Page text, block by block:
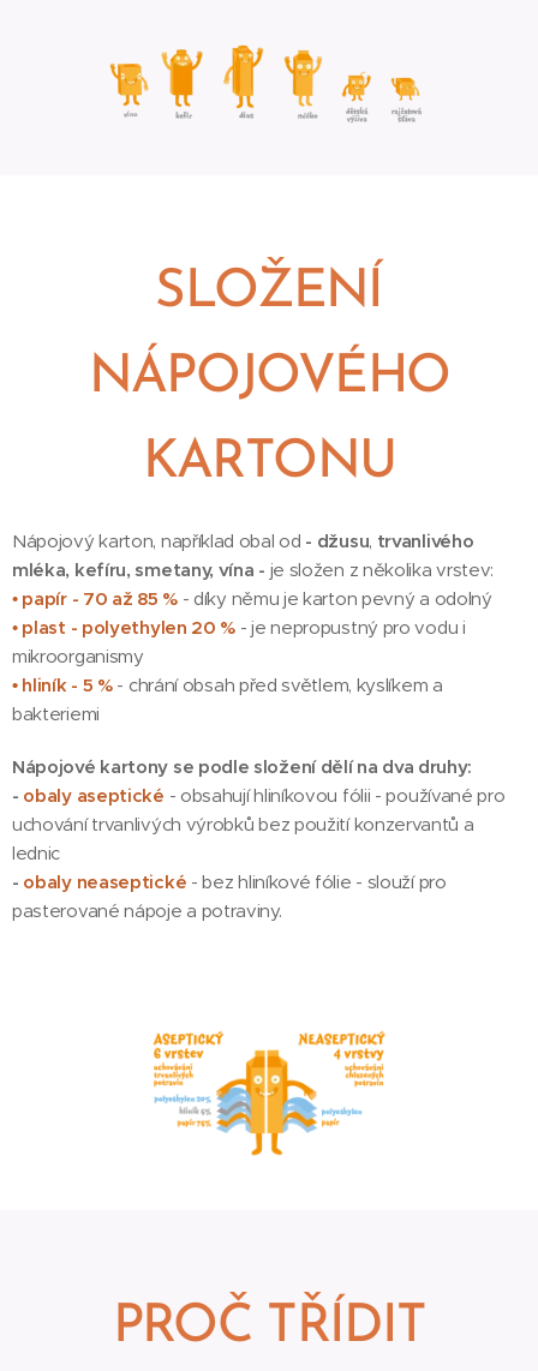
SLOŽENÍ
NÁPOJOVÉHO
KARTONU
Nápojový karton, například obal od - džusu, trvanlivého
mléka, kefíru, smetany, vína - je složen z několika vrstev:
• papír - 70 až 85 % - díky němu je karton pevný a odolný
• plast - polyethylen 20 % - je nepropustný pro vodu i
mikroorganismy
• hliník - 5 % - chrání obsah před světlem, kyslíkem a
bakteriemi
Nápojové kartony se podle složení dělí na dva druhy:
- obaly aseptické - obsahují hliníkovou fólii - používané pro
uchování trvanlivých výrobků bez použití konzervantů a
lednic
- obaly neaseptické - bez hliníkové fólie - slouží pro
pasterované nápoje a potraviny.
PROČ TŘÍDIT